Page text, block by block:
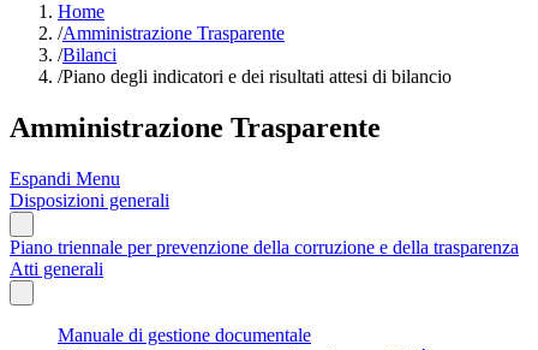
Home
/Amministrazione Trasparente
/Bilanci
/Piano degli indicatori e dei risultati attesi di bilancio
Amministrazione Trasparente
Espandi Menu
Disposizioni generali
Piano triennale per prevenzione della corruzione e della trasparenza
Atti generali
Manuale di gestione documentale